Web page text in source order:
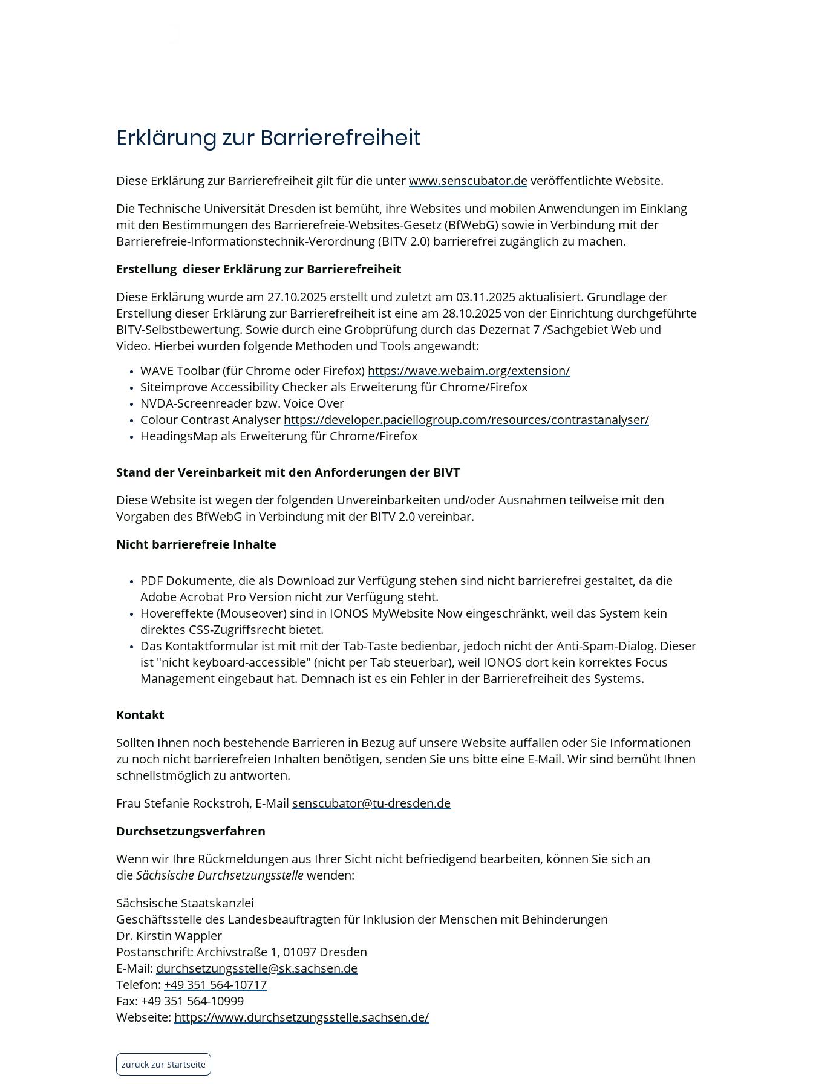
Erklärung zur Barrierefreiheit
Diese Erklärung zur Barrierefreiheit gilt für die unterwww.senscubator.deveröffentlichte Website.
Die Technische Universität Dresden ist bemüht, ihre Websites und mobilen Anwendungen im Einklang
mit den Bestimmungen des Barrierefreie-Websites-Gesetz (BfWebG) sowie in Verbindung mit der
Barrierefreie-Informationstechnik-Verordnung (BITV 2.0) barrierefrei zugänglich zu machen.
Erstellung dieser Erklärung zur Barrierefreiheit
Diese Erklärung wurde am 27.10.2025 erstellt und zuletzt am 03.11.2025 aktualisiert. Grundlage der
Erstellung dieser Erklärung zur Barrierefreiheit ist eine am 28.10.2025 von der Einrichtung durchgeführte
BITV-Selbstbewertung. Sowie durch eine Grobprüfung durch das Dezernat 7 /Sachgebiet Web und
Video. Hierbei wurden folgende Methoden und Tools angewandt:
WAVE Toolbar (für Chrome oder Firefox) https://wave.webaim.org/extension/
Siteimprove Accessibility Checker als Erweiterung für Chrome/Firefox
NVDA-Screenreader bzw. Voice Over
Colour Contrast Analyser https://developer.paciellogroup.com/resources/contrastanalyser/
HeadingsMap als Erweiterung für Chrome/Firefox
Stand der Vereinbarkeit mit den Anforderungen der BIVT
Diese Website ist wegen der folgenden Unvereinbarkeiten und/oder Ausnahmen teilweise mit den
Vorgaben des BfWebG in Verbindung mit der BITV 2.0 vereinbar.
Nicht barrierefreie Inhalte
PDF Dokumente, die als Download zur Verfügung stehen sind nicht barrierefrei gestaltet, da die
Adobe Acrobat Pro Version nicht zur Verfügung steht.
Hovereffekte (Mouseover) sind in IONOS MyWebsite Now eingeschränkt, weil das System kein
direktes CSS-Zugriffsrecht bietet.
Das Kontaktformular ist mit mit der Tab-Taste bedienbar, jedoch nicht der Anti-Spam-Dialog. Dieser
ist "nicht keyboard-accessible" (nicht per Tab steuerbar), weil IONOS dort kein korrektes Focus
Management eingebaut hat. Demnach ist es ein Fehler in der Barrierefreiheit des Systems.
Kontakt
Sollten Ihnen noch bestehende Barrieren in Bezug auf unsere Website auffallen oder Sie Informationen
zu noch nicht barrierefreien Inhalten benötigen, senden Sie uns bitte eine E-Mail. Wir sind bemüht Ihnen
schnellstmöglich zu antworten.
Frau Stefanie Rockstroh, E-Mail senscubator@tu-dresden.de
Durchsetzungsverfahren
Wenn wir Ihre Rückmeldungen aus Ihrer Sicht nicht befriedigend bearbeiten, können Sie sich an
dieSächsische Durchsetzungsstellewenden:
Sächsische Staatskanzlei
Geschäftsstelle des Landesbeauftragten für Inklusion der Menschen mit Behinderungen
Dr. Kirstin Wappler
Postanschrift: Archivstraße 1, 01097 Dresden
E-Mail: durchsetzungsstelle@sk.sachsen.de
Telefon: +49 351 564-10717
Fax: +49 351 564-10999
Webseite: https://www.durchsetzungsstelle.sachsen.de/
zurück zur Startseite